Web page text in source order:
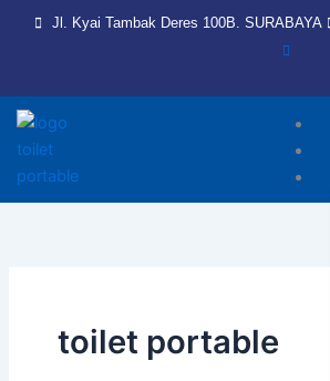
Jl. Kyai Tambak Deres 100B. SURABAYA
toilet portable